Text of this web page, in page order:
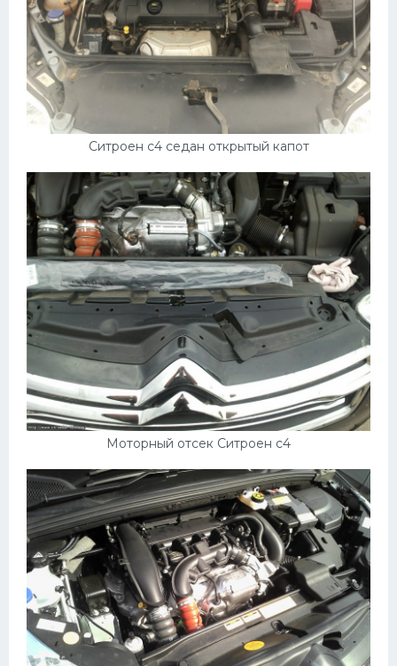
Ситроен с4 седан открытый капот
Моторный отсек Ситроен c4